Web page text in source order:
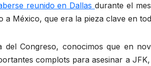
reunido en Dallasdurante el
México, que era la pieza clave en
Congreso, conocimos que en
complots para asesinar a